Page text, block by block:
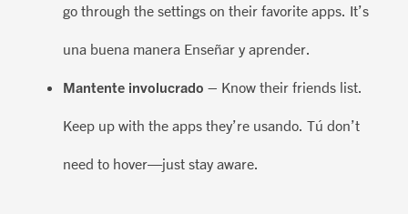
go through the settings on their favorite apps. It’s
una buena manera Enseñar y aprender.
Mantente involucrado – Know their friends list.
Keep up with the appsthey’re usando. Túdon’t
need to hover—just stay aware.